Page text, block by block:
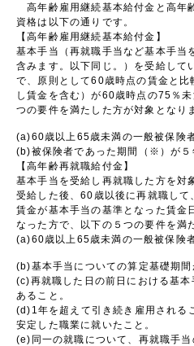
高年齢雇用継続基本給付金と高年
資格は以下の通りです。
【高年齢雇用継続基本給付金】
基本手当（再就職手当など基本手当
含みます。以下同じ。）を受給して
で、原則として60歳時点の賃金と
し賃金を含む）が60歳時点の75％
つの要件を満たした方が対象となり
(a)60歳以上65歳未満の一般被保険
(b)被保険者であった期間（※）が５
【高年齢再就職給付金】
基本手当を受給し再就職した方を対
受給した後、60歳以後に再就職して
賃金が基本手当の基準となった賃金
なった方で、以下の５つの要件を満
(a)60歳以上65歳未満の一般被保険
(b)基本手当についての算定基礎期間
(c)再就職した日の前日における基
あること。
(d)1年を超えて引き続き雇用される
安定した職業に就いたこと。
(e)同一の就職について、再就職手当